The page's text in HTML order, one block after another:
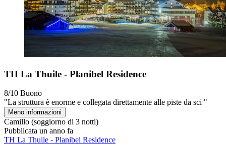
TH La Thuile - Planibel Residence
8/10 Buono
"La struttura è enorme e collegata direttamente alle piste da sci "
Meno informazioni
Camillo (soggiorno di 3 notti)
Pubblicata un anno fa
TH La Thuile - Planibel Residence